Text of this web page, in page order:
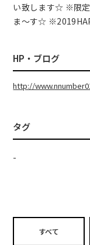
い致します☆ ※限定
ま～す☆
HP・ブログ
http://
タグ
-
すべて